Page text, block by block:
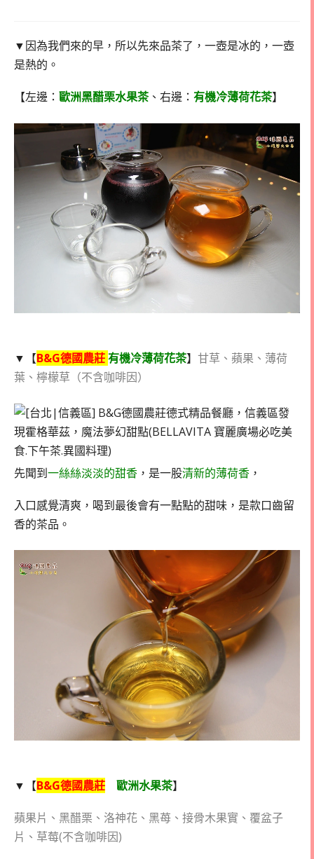
▼因為我們來的早，所以先來品茶了，一壺是冰的，一壺
是熱的。
【左邊： 歐洲黑醋栗水果茶、右邊： 有機冷薄荷花茶】
▼【B&G德國農莊有機冷薄荷花茶】 甘草、蘋果、薄荷
葉、檸檬草（不含咖啡因）
先聞到一絲絲淡淡的甜香 ，是一股清新的薄荷香 ，
入口感覺清爽，喝到最後會有一點點的甜味，是款口齒留
香的茶品。
▼【B&G德國農莊 歐洲水果茶】
蘋果片、黑醋栗、洛神花、黑苺、接骨木果實、覆盆子
片、草莓(不含咖啡因)